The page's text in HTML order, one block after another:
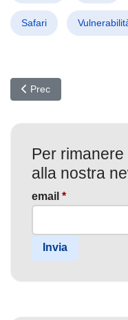
Safari
Articolo precedente:
Prec
Per
alla nostra
email *
Invia